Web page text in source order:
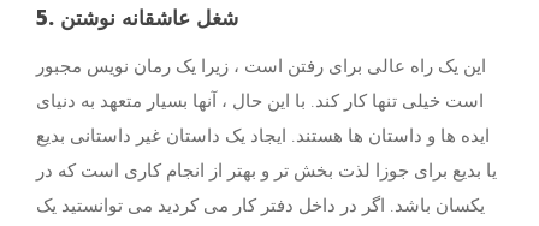
5. شغل عاشقانه نوشتن
این یک راه عالی برای رفتن است ، زیرا یک رمان نویس مجبور
است خیلی تنها کار کند. با این حال ، آنها بسیار متعهد به دنیای
ایده ها و داستان ها هستند. ایجاد یک داستان غیر داستانی بدیع
یا بدیع برای جوزا لذت بخش تر و بهتر از انجام کاری است که در
یکسان باشد. اگر در داخل دفتر کار می کردید می توانستید یک